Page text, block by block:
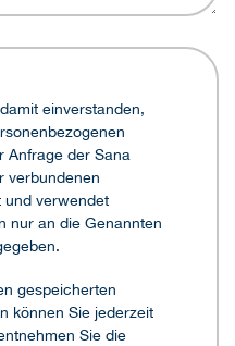
Anfrage der Sana
verbundenen
und verwendet
nur an die Genannten
können Sie jederzeit
Sie die